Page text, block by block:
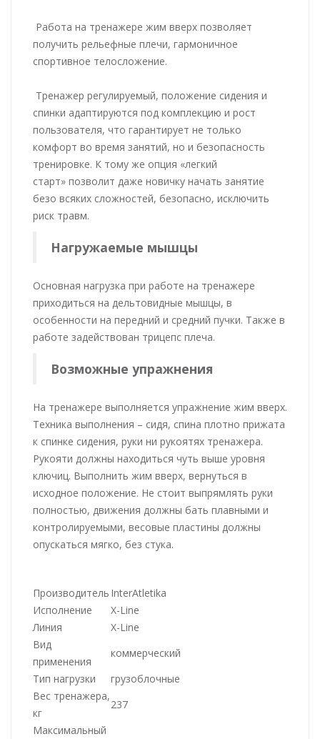
Работа на тренажере жим вверх позволяет
получить рельефные плечи, гармоничное
спортивное телосложение.
Тренажер регулируемый, положение сидения и
спинки адаптируются под комплекцию и рост
пользователя, что гарантирует не только
комфорт во время занятий, но и безопасность
тренировке. К тому же опция «легкий
старт» позволит даже новичку начать занятие
безо всяких сложностей, безопасно, исключить
риск травм.
Нагружаемые мышцы
Основная нагрузка при работе на тренажере
приходиться на дельтовидные мышцы, в
особенности на передний и средний пучки. Также в
работе задействован трицепс плеча.
Возможные упражнения
На тренажере выполняется упражнение жим вверх.
Техника выполнения – сидя, спина плотно прижата
к спинке сидения, руки ни рукоятях тренажера.
Рукояти должны находиться чуть выше уровня
ключиц. Выполнить жим вверх, вернуться в
исходное положение. Не стоит выпрямлять руки
полностью, движения должны бать плавными и
контролируемыми, весовые пластины должны
опускаться мягко, без стука.
Производитель InterAtletika
Исполнение
X-Line
Линия
X-Line
Вид
применения
коммерческий
Тип нагрузки
грузоблочные
Вес тренажера,
кг
237
Максимальный